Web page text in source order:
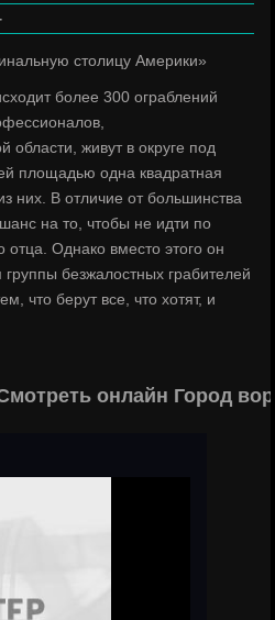
столицу Америки»
более 300 ограблений
области, живут в округе под
площадью одна квадратная
них. В отличие от большинства
на то, чтобы не идти по
отца. Однако вместо этого он
безжалостных грабителей
что берут все, что хотят, и
онлайн Город